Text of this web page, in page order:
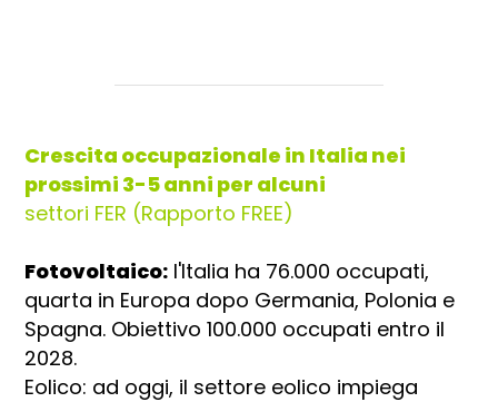
Crescita occupazionale in Italia nei
prossimi 3-5 anni per alcuni
settori FER (Rapporto FREE)
Fotovoltaico: l'Italia ha 76.000 occupati,
quarta in Europa dopo Germania, Polonia e
Spagna. Obiettivo 100.000 occupati entro il
2028.
Eolico: ad oggi, il settore eolico impiega